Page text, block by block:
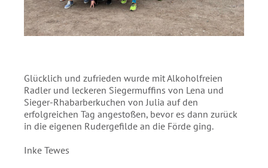
Glücklich und zufrieden wurde mit Alkoholfreien
Radler und leckeren Siegermuffins von Lena und
Sieger-Rhabarberkuchen von Julia auf den
erfolgreichen Tag angestoßen, bevor es dann zurück
in die eigenen Rudergefilde an die Förde ging.
Inke Tewes